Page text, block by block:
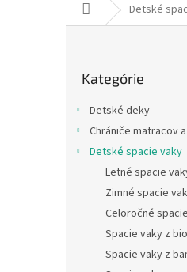
DomovDetské
kategórie
Kategórie
Detské deky
Chrániče matracov
Detské spacie vaky
Letné spacie
Zimné spacie
Celoročné
Spacie vaky z
Spacie vaky z